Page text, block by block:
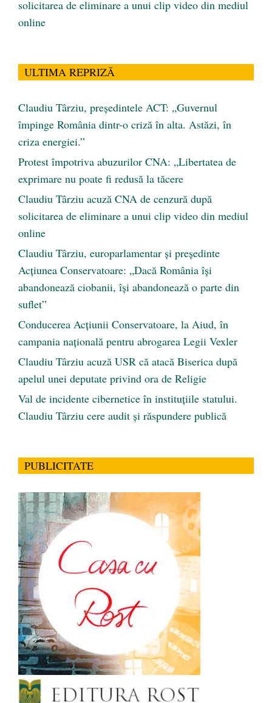
solicitarea de eliminare a unui clip video din mediul
online
ULTIMA REPRIZĂ
Claudiu Târziu, președintele ACT: „Guvernul
împinge România dintr-o criză în alta. Astăzi, în
criza energiei.”
Protest împotriva abuzurilor CNA: „Libertatea de
exprimare nu poate fi redusă la tăcere
Claudiu Târziu acuză CNA de cenzură după
solicitarea de eliminare a unui clip video din mediul
online
Claudiu Târziu, europarlamentar și președinte
Acțiunea Conservatoare: „Dacă România își
abandonează ciobanii, își abandonează o parte din
suflet”
Conducerea Acțiunii Conservatoare, la Aiud, în
campania națională pentru abrogarea Legii Vexler
Claudiu Târziu acuză USR că atacă Biserica după
apelul unei deputate privind ora de Religie
Val de incidente cibernetice în instituțiile statului.
Claudiu Târziu cere audit și răspundere publică
PUBLICITATE